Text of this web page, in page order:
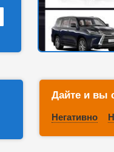
Дайте и вы
Негативно